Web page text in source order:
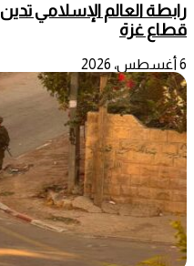
رابطة العالم الإسلامي
قطاع غزة
6 أغسطس، 2026